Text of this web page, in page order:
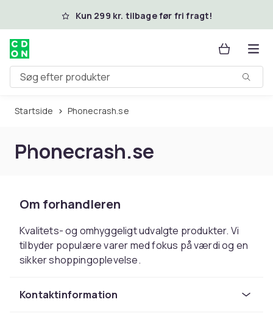
Spring til hovedindhold
Kun 299 kr. tilbage før fri fragt!
Søg efter produkter
Startside phonecrash.se
Phonecrash.se
Om forhandleren
Kvalitets- og omhyggeligt udvalgte produkter. Vi
tilbyder populære varer med fokus på værdi og en
sikker shoppingoplevelse.
Kontaktinformation